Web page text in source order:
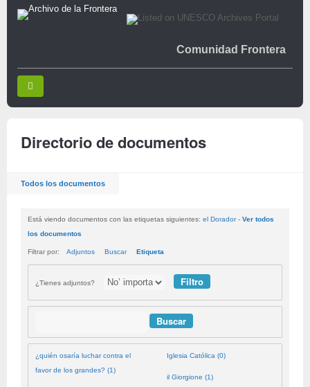
Comunidad Frontera
Directorio de documentos
Todos los documentos
Está viendo documentos con las etiquetas siguientes: el Dorador- Ver todos
los documentos
Filtrar por: Adjuntos Buscar Etiqueta
¿Tienes adjuntos?
¿quién osaría luchar contra el
favor de los grandes? (1)
Iglesia Católica (0)
il Giorgione (1)